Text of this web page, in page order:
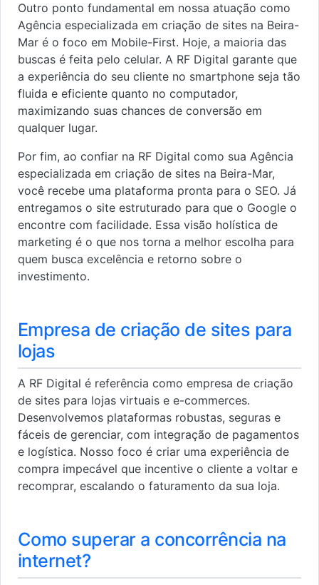
Outro ponto fundamental em nossa atuação como
Agência especializada em criação de sites na Beira-
Mar é o foco em Mobile-First. Hoje, a maioria das
buscas é feita pelo celular. A RF Digital garante que
a experiência do seu cliente no smartphone seja tão
fluida e eficiente quanto no computador,
maximizando suas chances de conversão em
qualquer lugar.
Por fim, ao confiar na RF Digital como sua Agência
especializada em criação de sites na Beira-Mar,
você recebe uma plataforma pronta para o SEO. Já
entregamos o site estruturado para que o Google o
encontre com facilidade. Essa visão holística de
marketing é o que nos torna a melhor escolha para
quem busca excelência e retorno sobre o
investimento.
Empresa de criação de sites para
lojas
A RF Digital é referência como empresa de criação
de sites para lojas virtuais e e-commerces.
Desenvolvemos plataformas robustas, seguras e
fáceis de gerenciar, com integração de pagamentos
e logística. Nosso foco é criar uma experiência de
compra impecável que incentive o cliente a voltar e
recomprar, escalando o faturamento da sua loja.
Como superar a concorrência na
internet?